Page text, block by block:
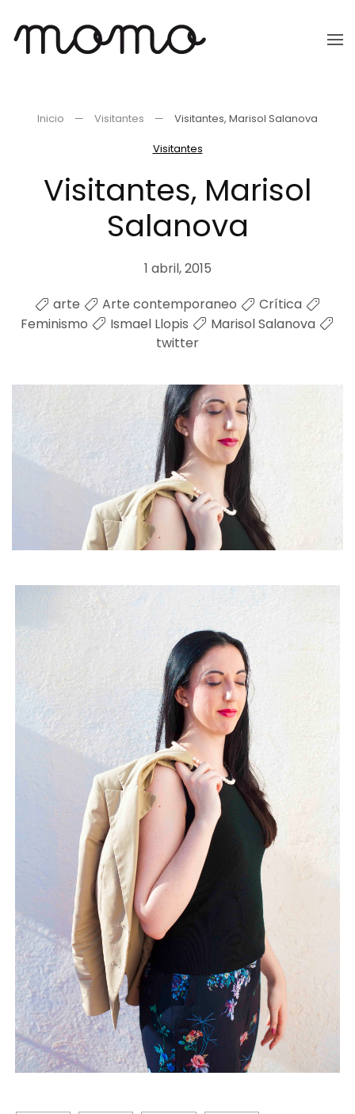
Ir
Inicio Visitantes
Visitantes, Marisol Salanova
Visitantes
Visitantes, Marisol
Salanova
1 abril, 2015
arte
Arte contemporaneo
Crítica
Feminismo
Ismael Llopis
Marisol Salanova
twitter